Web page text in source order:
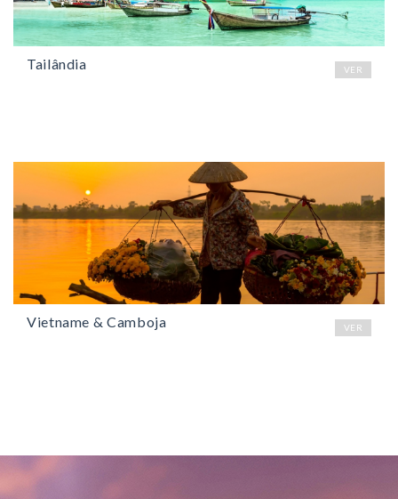
VER
Tailândia
VER
Vietname & Camboja